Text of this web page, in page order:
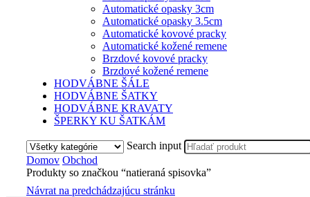
Automatické opasky 3cm
Automatické opasky 3.5cm
Automatické kovové pracky
Automatické kožené remene
Brzdové kovové pracky
Brzdové kožené remene
HODVÁBNE ŠÁLE
HODVÁBNE ŠATKY
HODVÁBNE KRAVATY
ŠPERKY KU ŠATKÁM
Search input
Domov Obchod
Produkty so značkou “natieraná spisovka”
Návrat na predchádzajúcu stránku